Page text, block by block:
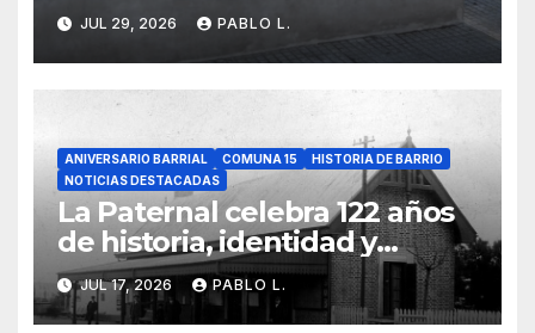
JUL 29, 2026 PABLO L.
ANIVERSARIO BARRIAL COMUNA 15
HISTORIA DE BARRIO
NOTICIAS DESTACADAS
La Paternal celebra 122 años
de historia, identidad y
memoria barrial
JUL 17, 2026 PABLO L.